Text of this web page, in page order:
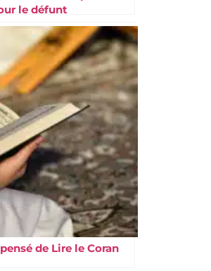
le défunt
de Lire le Coran